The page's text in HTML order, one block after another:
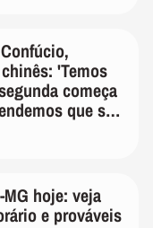
'Temos
começa
que só
hoje: veja
e prováveis